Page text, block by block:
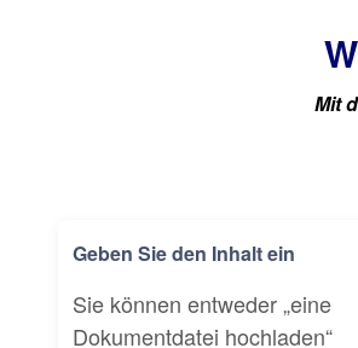
Mit
Geben Sie den Inhalt ein
Sie können entweder „eine
Dokumentdatei hochladen“